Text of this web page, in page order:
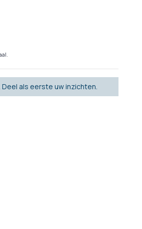
als eerste uw inzichten.